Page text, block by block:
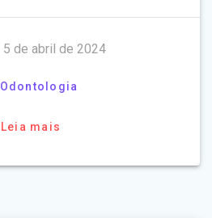
5 de abril de 2024
Odontologia
Leia mais